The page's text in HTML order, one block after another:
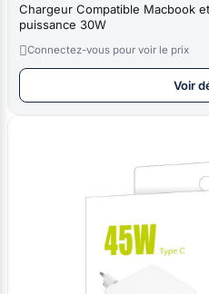
Chargeur Compatible Macbook
puissance 30W
Connectez-vous pour voir le prix
Voir